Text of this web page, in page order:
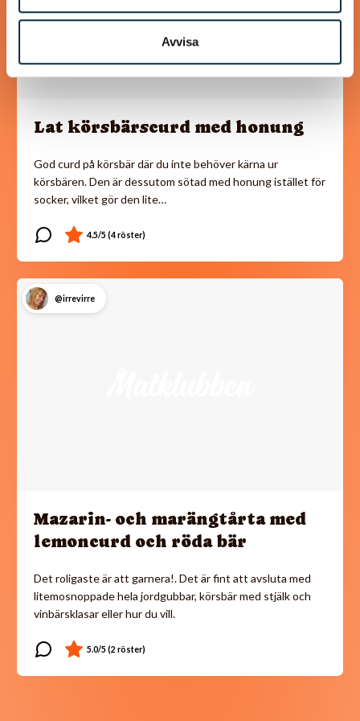
Avvisa
Lat körsbärscurd med honung
God curd på körsbär där du inte behöver kärna ur
körsbären. Den är dessutom sötad med honung istället för
socker, vilket gör den lite…
@irrevirre
Mazarin- och marängtårta med
lemoncurd och röda bär
Det roligaste är att garnera!. Det är fint att avsluta med
litemosnoppade hela jordgubbar, körsbär med stjälk och
vinbärsklasar eller hur du vill.